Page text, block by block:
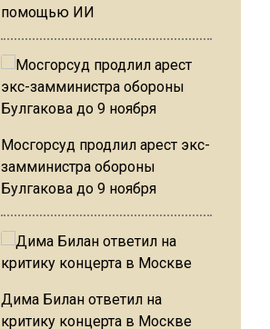
помощью ИИ
Мосгорсуд продлил арест экс-
замминистра обороны
Булгакова до 9 ноября
Дима Билан ответил на
критику концерта в Москве